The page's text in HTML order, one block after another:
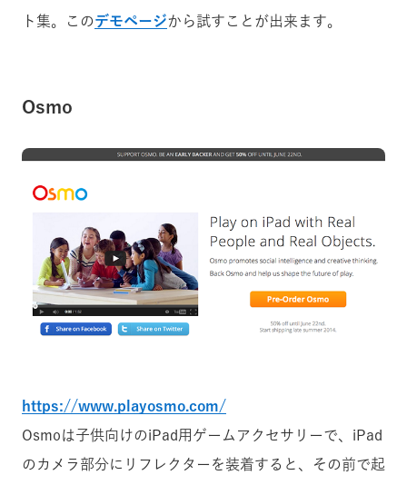
ト集。このデモページから試すことが出来ます。
Osmo
https://www.playosmo.com/
Osmoは子供向けのiPad用ゲームアクセサリーで、iPad
のカメラ部分にリフレクターを装着すると、その前で起